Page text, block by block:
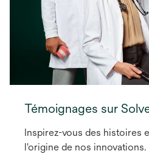
Témoignages sur
Inspirez-vous des histoires
l'origine de nos innovations.